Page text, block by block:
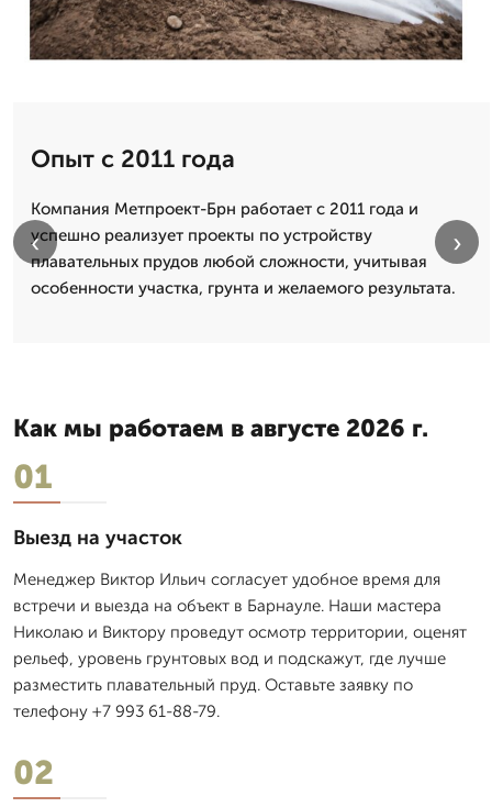
Опыт с 2011 года
Компания Метпроект-Брн работает с 2011 года и
успешно реализует проекты по устройству
плавательных прудов любой сложности, учитывая
особенности участка, грунта и желаемого результата.
‹ ›
Как мы работаем в августе 2026 г.
01
Выезд на участок
Менеджер Виктор Ильич согласует удобное время для
встречи и выезда на объект в Барнауле. Наши мастера
Николаю и Виктору проведут осмотр территории, оценят
рельеф, уровень грунтовых вод и подскажут, где лучше
разместить плавательный пруд. Оставьте заявку по
телефону +7 993 61-88-79.
02